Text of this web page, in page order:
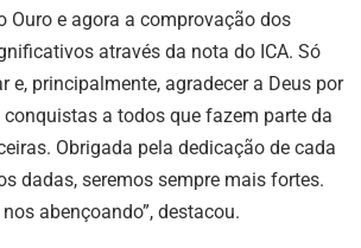
Ouro e agora a comprovação dos
através da nota do ICA. Só
e, principalmente, agradecer a Deus por
a todos que fazem parte da
Obrigada pela dedicação de cada
dadas, seremos sempre mais fortes.
abençoando”, destacou.